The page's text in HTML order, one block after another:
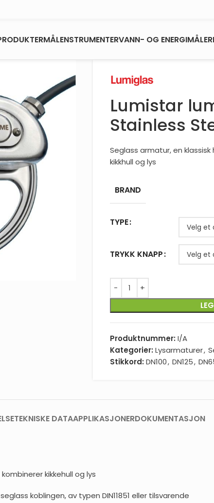
MÅLENSTRUMENTERVANN- OG
Lumistar
Stainless
Seglass armatur, en
kikkhull og lys
BRAND
TYPE
TRYKK KNAPP
Produktnummer: I/A
Kategorier: Lysarmaturer,
Stikkord: DN100, DN125,
TEKNISKE DATAAPPLIKASJONERDOKUMENTASJON
kikkehull og lys
koblingen, av typen DIN11851 eller tilsvarende